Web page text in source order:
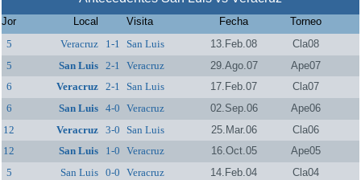
Jor Local Visita Fecha
Torneo
5
Veracruz 1-1 San Luis 13.Feb.08
Cla08
5
San Luis 2-1 Veracruz 29.Ago.07
Ape07
6
Veracruz 2-1 San Luis 17.Feb.07
Cla07
6
San Luis 4-0 Veracruz 02.Sep.06
Ape06
12
Veracruz 3-0 San Luis 25.Mar.06
Cla06
12
San Luis 1-0 Veracruz 16.Oct.05
Ape05
5
San Luis 0-0 Veracruz 14.Feb.04
Cla04